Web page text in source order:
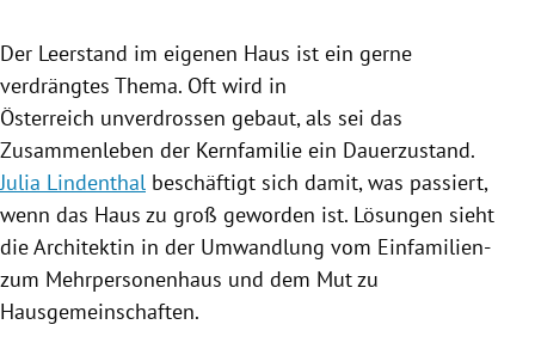
Untermenü
Der Leerstand im eigenen Haus ist ein gerne
verdrängtes Thema. Oft wird in
Österreich unverdrossen gebaut, als sei das
Zusammenleben der Kernfamilie ein Dauerzustand.
Julia Lindenthal beschäftigt sich damit, was passiert,
wenn das Haus zu groß geworden ist. Lösungen sieht
die Architektin in der Umwandlung vom Einfamilien-
zum Mehrpersonenhaus und dem Mut zu
Hausgemeinschaften.